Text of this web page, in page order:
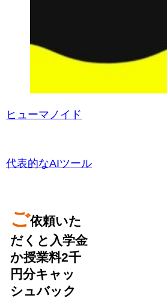
ヒューマノイド
代表的なAIツール
ご依頼いた
だくと入学金
か授業料2千
円分キャッ
シュバック